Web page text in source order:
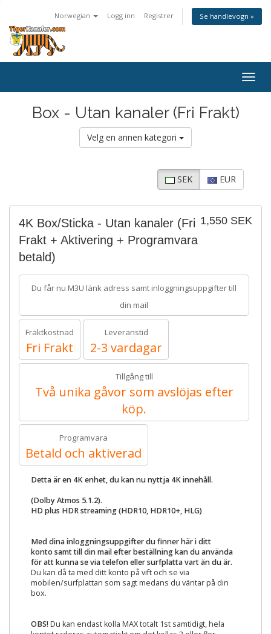
Norwegian Logg inn Registrer Se handlevogn »
Bytt
Box - Utan kanaler (Fri Frakt)
Velg en annen kategori
SEK EUR
1,550 SEK
4K Box/Sticka - Utan kanaler (Fri
Frakt + Aktivering + Programvara
betald)
Du får nu M3U länk adress samt inloggningsuppgifter till
din mail
Fraktkostnad
Fri Frakt
Leveranstid
2-3 vardagar
Tillgång till
Två unika gåvor som avslöjas efter
köp.
Programvara
Betald och aktiverad
Detta är en 4K enhet, du kan nu nyttja 4K innehåll.
(Dolby Atmos 5.1.2).
HD plus HDR streaming (HDR10, HDR10+, HLG)
Med dina inloggningsuppgifter du finner här i ditt
konto samt till din mail efter beställning kan du använda
för att kunna se via telefon eller surfplatta vart än du är.
Du kan då ta med ditt konto på vift och se via
mobilen/surfplattan som sagt medans du väntar på din
box.
OBS!Du kan endast kolla MAX totalt 1st samtidigt, hela